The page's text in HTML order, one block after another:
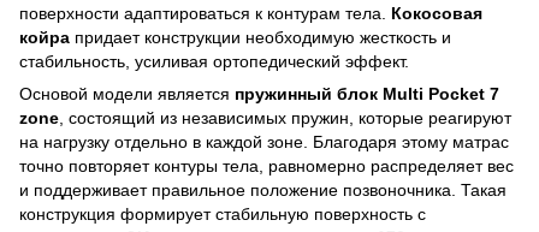
поверхности адаптироваться к контурам тела. Кокосовая
койра придает конструкции необходимую жесткость и
стабильность, усиливая ортопедический эффект.
Основой модели является пружинный блок Multi Pocket 7
zone , состоящий из независимых пружин, которые реагируют
на нагрузку отдельно в каждой зоне. Благодаря этому матрас
точно повторяет контуры тела, равномерно распределяет вес
и поддерживает правильное положение позвоночника. Такая
конструкция формирует стабильную поверхность с